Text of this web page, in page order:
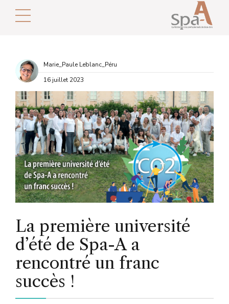
Marie_Paule Leblanc_Péru
16 juillet 2023
La première université
d’été de Spa-A a
rencontré un franc
succès !